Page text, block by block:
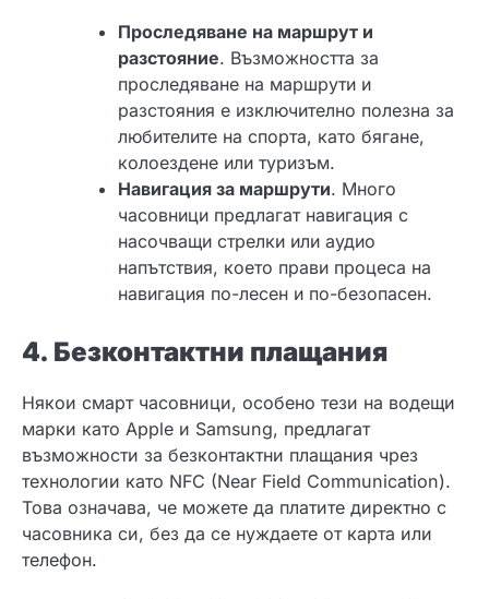
Проследяване на маршрут и
разстояние. Възможността за
проследяване на маршрути и
разстояния е изключително полезна за
любителите на спорта, като бягане,
колоездене или туризъм.
Навигация за маршрути. Много
часовници предлагат навигация с
насочващи стрелки или аудио
напътствия, което прави процеса на
навигация по-лесен и по-безопасен.
4. Безконтактни плащания
Някои смарт часовници, особено тези на водещи
марки като Apple и Samsung, предлагат
възможности за безконтактни плащания чрез
технологии като NFC (Near Field Communication).
Това означава, че можете да платите директно с
часовника си, без да се нуждаете от карта или
телефон.